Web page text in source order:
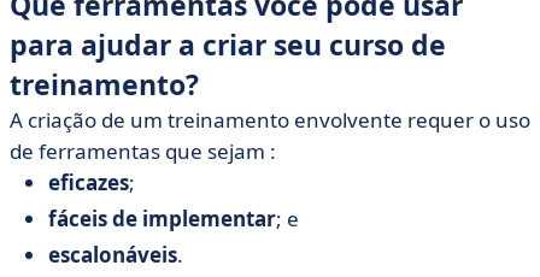
para ajudar a criar seu curso de
treinamento?
A criação de um treinamento envolvente requer o uso
de ferramentas que sejam :
eficazes;
fáceis de implementar; e
escalonáveis.